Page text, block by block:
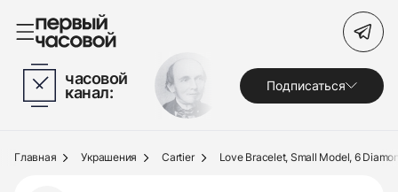
Часы
Украшения
Поиск по сайту
часовой
канал: Подписаться
Главная Украшения Cartier Love Bracelet, Small Model, 6